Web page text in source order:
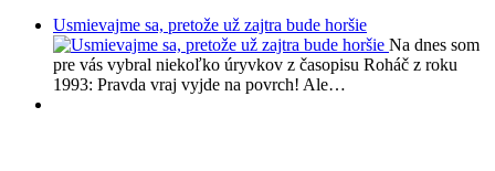
Usmievajme sa, pretože už zajtra bude horšie
Na dnes som
pre vás vybral niekoľko úryvkov z časopisu Roháč z roku
1993: Pravda vraj vyjde na povrch! Ale…